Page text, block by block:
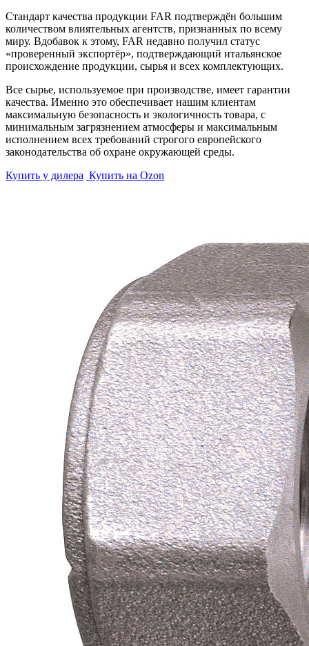
Стандарт качества продукции FAR подтверждён большим
количеством влиятельных агентств, признанных по всему
миру. Вдобавок к этому, FAR недавно получил статус
«проверенный экспортёр», подтверждающий итальянское
происхождение продукции, сырья и всех комплектующих.
Все сырье, используемое при производстве, имеет гарантии
качества. Именно это обеспечивает нашим клиентам
максимальную безопасность и экологичность товара, с
минимальным загрязнением атмосферы и максимальным
исполнением всех требований строгого европейского
законодательства об охране окружающей среды.
Купить у дилера Купить на Ozon